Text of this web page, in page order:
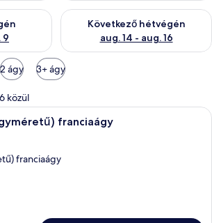
9
állás ellenőrzése: aug. 7 -
Következő hétvégén
aug. 14 - aug. 16
A következő hétvégi
2 ágy 3+ ágy
közül
Szoba, 1 queen (nagyméretű)
franciaágy
franciaágy